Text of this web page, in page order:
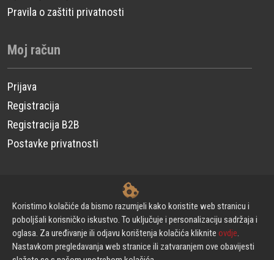
Pravila o zaštiti privatnosti
Moj račun
Prijava
Registracija
Registracija B2B
Koristimo kolačiće da bismo razumjeli kako koristite web stranicu i
poboljšali korisničko iskustvo. To uključuje i personalizaciju sadržaja i
oglasa. Za uređivanje ili odjavu korištenja kolačića kliknite ovdje.
Nastavkom pregledavanja web stranice ili zatvaranjem ove obavijesti
Postavke privatnosti
© CP Power Technique d.o.o. - Sva prava pridržana.
Izrada web stranica